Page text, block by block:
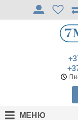
МЕНЮ